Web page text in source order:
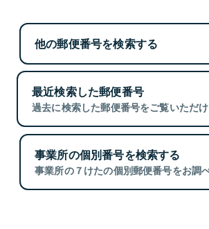
他の郵便番号を検索する
最近検索した郵便番号
過去に検索した郵便番号をご覧いただけ
事業所の個別番号を検索する
事業所の７けたの個別郵便番号をお調